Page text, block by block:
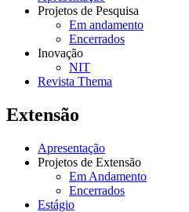
Projetos de Pesquisa
Em andamento
Encerrados
Inovação
NIT
Revista Thema
Extensão
Apresentação
Projetos de Extensão
Em Andamento
Encerrados
Estágio